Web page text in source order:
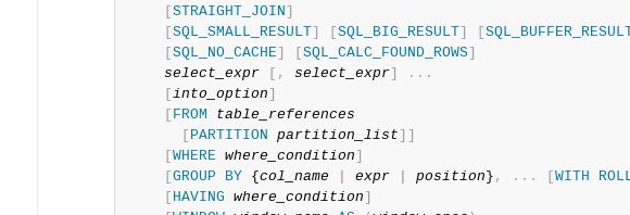
[STRAIGHT_JOIN]
[SQL_SMALL_RESULT] [SQL_BIG_RESULT] [
[SQL_NO_CACHE] [SQL_CALC_FOUND_ROWS]
select_expr
[ , select_expr] . . .
[into_option]
[ FROM
table_references
[ PARTITION partition_list] ]
[WHERE where_condition]
[GROUP BY {col_name expr position} , . . . [WITH
[ HAVING where_condition]